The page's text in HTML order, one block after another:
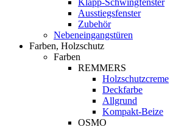
Klapp-Schwingfenster
Ausstiegsfenster
Zubehör
Nebeneingangstüren
Farben, Holzschutz
Farben
REMMERS
Holzschutzcreme
Deckfarbe
Allgrund
Kompakt-Beize
OSMO